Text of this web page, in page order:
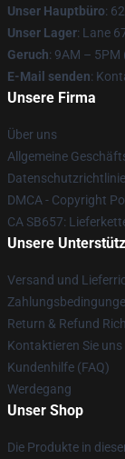
Unser Hauptbüro:
Unser Lager: Lane
Geruch: 9AM – 5PM
E-Mail senden:
Unsere Firma
Über uns
Allgemeine
DMCA - Copyright
CA SB657:
Unsere
Versand und
Return & Refund
Kontaktieren Sie uns
Kundenhilfe (FAQ)
Werdegang
Unser Shop
Die Produkte in